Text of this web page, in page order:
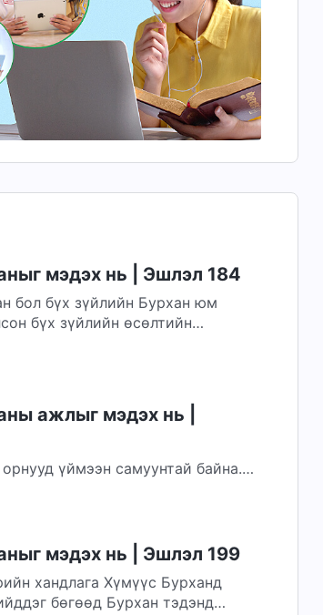
мэдэх нь | Эшлэл 184
бол бүх зүйлийн Бурхан юм
ажлыг мэдэх нь |
үймээн самуунтай байна.
мэдэх нь | Эшлэл 199
хандлага Хүмүүс Бурханд
бөгөөд Бурхан тэдэнд